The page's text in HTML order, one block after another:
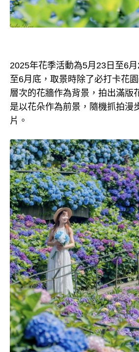
2025年花季活動為5月23日至6月
至6月底，取景時除了必打卡花
層次的花牆作為背景，拍出滿版
是以花朵作為前景，隨機抓拍漫
片。